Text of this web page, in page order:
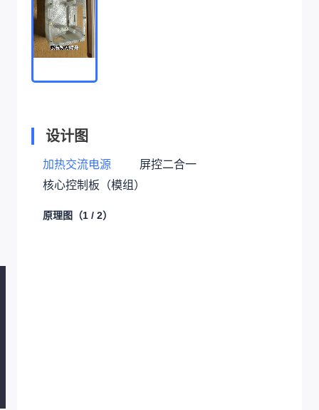
设计图
加热交流电源
屏控二合一
核心控制板（模组）
原理图 （1 / 2）